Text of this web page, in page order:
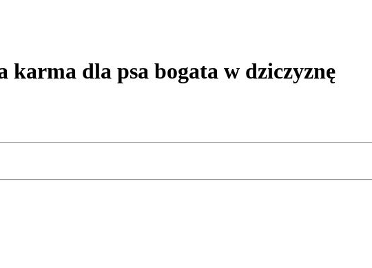
dla psa bogata w dziczyznę